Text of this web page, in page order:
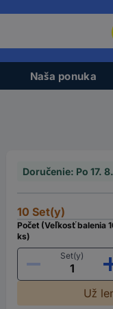
Naša ponuka
Doručenie: Po 17. 8.
10 Set(y)
Počet (Veľkosť balenia
ks)
Set(y)
Už